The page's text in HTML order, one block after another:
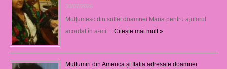
30/07/2026
Mulţumesc din suflet doamnei Maria pentru ajutorul
acordat în a-mi … Citește mai mult »
Mulțumiri din America și Italia adresate doamnei